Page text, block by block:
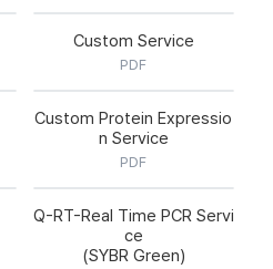
Custom Service
PDF
Custom Protein Expressio
n Service
PDF
Q-RT-Real Time PCR Servi
ce
(SYBR Green)